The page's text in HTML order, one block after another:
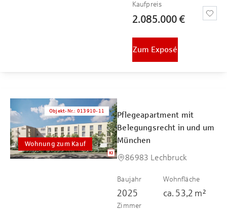
Kaufpreis
2.085.000 €
Zum Exposé
Wohnung zum Kauf
Objekt-Nr.: 013910-11
Pflegeapartment mit
Belegungsrecht in und um
München
86983 Lechbruck
Baujahr
2025
Wohnfläche
ca. 53,2 m²
Zimmer